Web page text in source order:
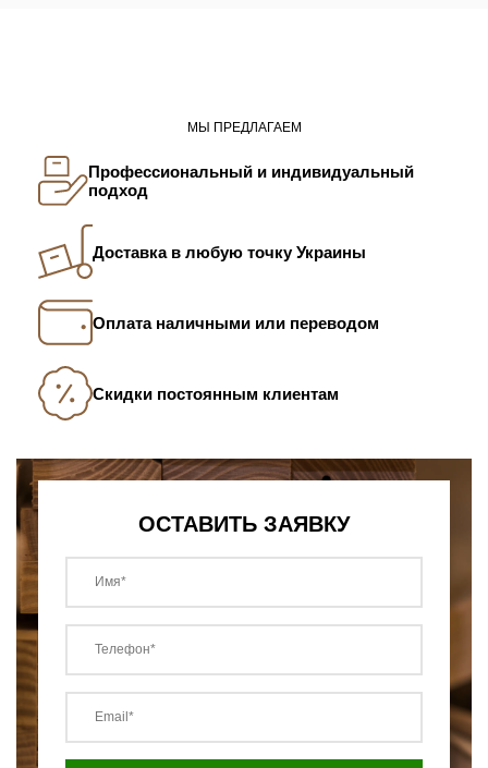
МЫ ПРЕДЛАГАЕМ
Профессиональный и индивидуальный
подход
Доставка в любую точку Украины
Оплата наличными или переводом
Скидки постоянным клиентам
ОСТАВИТЬ ЗАЯВКУ